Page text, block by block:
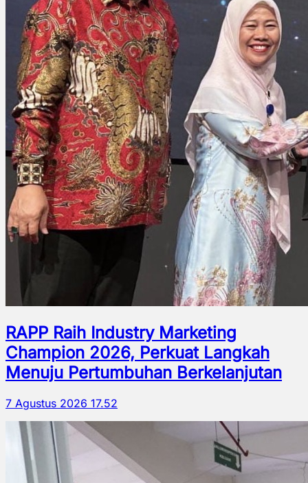
RAPP Raih Industry Marketing
Champion 2026, Perkuat Langkah
Menuju Pertumbuhan Berkelanjutan
7 Agustus 2026 17.52